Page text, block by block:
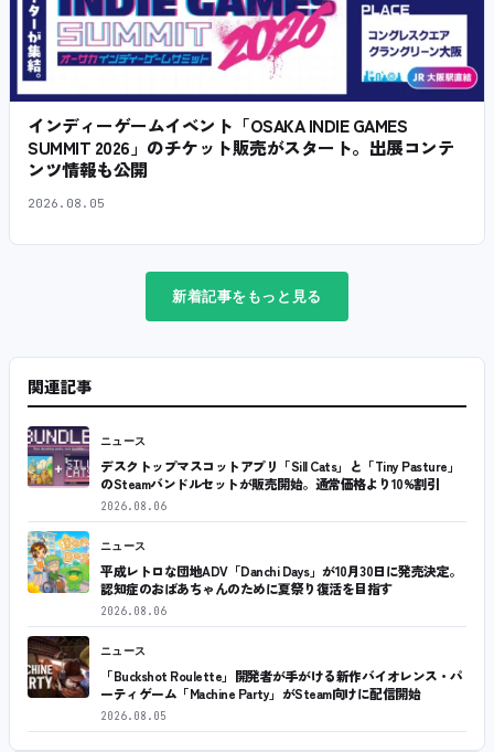
インディーゲームイベント「OSAKA INDIE GAMES
SUMMIT 2026」のチケット販売がスタート。出展コンテ
ンツ情報も公開
2026.08.05
新着記事をもっと見る
関連記事
ニュース
デスクトップマスコットアプリ「Sill Cats」と「Tiny Pasture」
のSteamバンドルセットが販売開始。通常価格より10%割引
2026.08.06
ニュース
平成レトロな団地ADV「Danchi Days」が10月30日に発売決定。
認知症のおばあちゃんのために夏祭り復活を目指す
2026.08.06
ニュース
「Buckshot Roulette」開発者が手がける新作バイオレンス・パ
ーティゲーム「Machine Party」がSteam向けに配信開始
2026.08.05